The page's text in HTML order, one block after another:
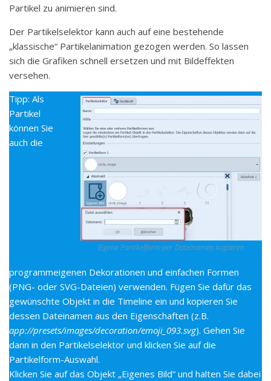
Partikel zu animieren sind.
Der Partikelselektor kann auch auf eine bestehende
„klassische“ Partikelanimation gezogen werden. So lassen
sich die Grafiken schnell ersetzen und mit Bildeffekten
versehen.
Eigene Partikelform per Dateinamen kopieren
Tipp: Als
Partikel
können Sie
auch die
programmeigenen Dekorationen und einfachen Formen
(PNG- oder SVG-Dateien) verwenden. Fügen Sie dafür das
gewünschte Objekt in die Timeline ein und kopieren Sie
dessen Dateinamen aus den Eigenschaften (z.B.
app://presets/images/decoration/emoji_093.svg). Gehen Sie
dann in den Partikelselektor und klicken Sie auf die
Partikelform-Auswahl.
Klicken Sie auf das Objekt „Eigenes Bild“ und halten Sie dabei